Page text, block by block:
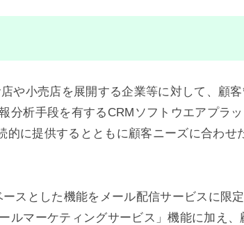
や小売店を展開する企業等に対して、顧
分析手段を有するCRMソフトウエアプラ
的に提供するとともに顧客ニーズに合わせ
ースとした機能をメール配信サービスに限
ルマーケティングサービス」機能に加え